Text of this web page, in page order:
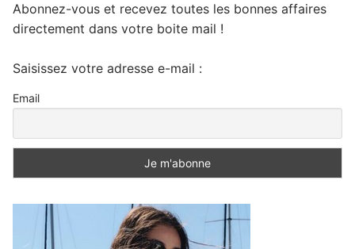
Abonnez-vous et recevez toutes les bonnes affaires
directement dans votre boite mail !
Saisissez votre adresse e-mail :
Email